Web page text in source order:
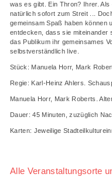
was es gibt. Ein Thron? Ihrer.
natürlich sofort zum Streit ...
gemeinsam Spaß haben können
entdecken, dass sie miteinander
das Publikum ihr gemeinsames
selbstverständlich live.
Stück: Manuela Horr, Mark
Regie: Karl-Heinz Ahlers.
Manuela Horr, Mark Roberts.
Dauer: 45 Minuten, zuzüglich
Karten: Jeweilige
Alle Veranstaltungsorte